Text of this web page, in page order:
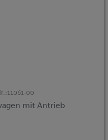
11061-00
mit Antrieb